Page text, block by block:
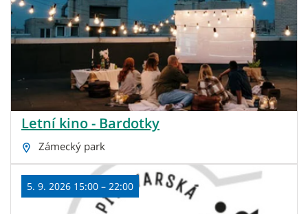
Letní kino - Bardotky
Zámecký park
5. 9. 2026 15:00 – 22:00